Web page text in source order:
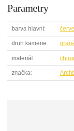
Parametry
barva hlavní
druh kamene
materiál
značka